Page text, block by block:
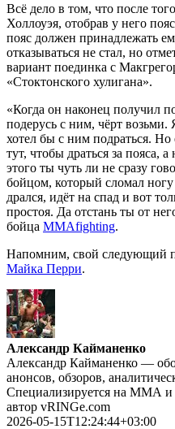
Всё дело в том, что после
Холлоуэя, отобрав у него
пояс должен принадлежать
отказываться не стал, но
вариант поединка с
«Стоктонского хулигана».
«Когда он наконец получил
подерусь с ним, чёрт возьми.
хотел бы с ним подраться. Но
тут, чтобы драться за пояса,
этого ты чуть ли не сразу
бойцом, который сломал
дрался, идёт на спад и вот
простоя. Да отстань ты от
бойца MMAfighting.
Напомним, свой следующий
Майка Перри.
Александр Кайманенко
Александр Кайманенко —
анонсов, обзоров,
Специализируется на ММА и
автор vRINGe.com
2026-05-15T12:24:44+03:00